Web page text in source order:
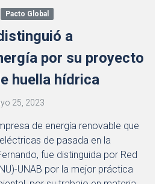
Pacto Global
a
por su proyecto
huella hídrica
25, 2023
de energía renovable que
de pasada en la
fue distinguida por Red
UNAB por la mejor práctica